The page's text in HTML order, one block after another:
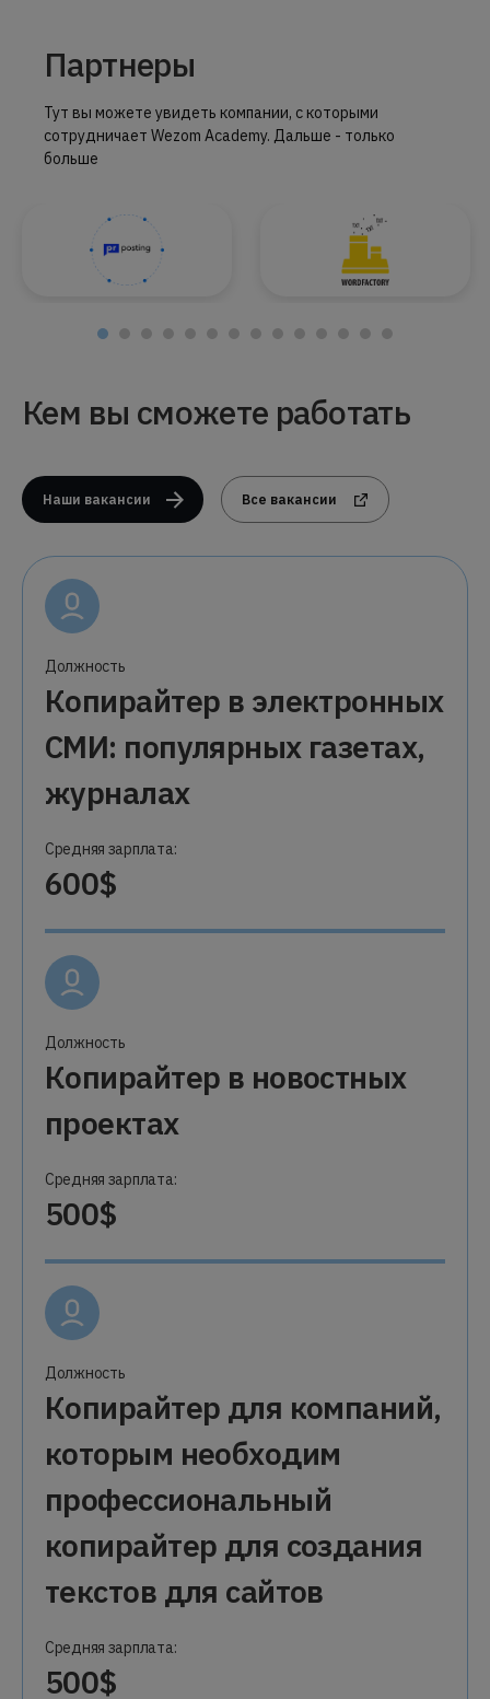
Партнеры
Тут вы можете увидеть компании, с которыми
сотрудничает Wezom Academy. Дальше - только
больше
Кем вы сможете работать
Наши вакансии Все вакансии
Должность
Копирайтер в электронных
СМИ: популярных газетах,
журналах
Средняя зарплата:
600$
Должность
Копирайтер в новостных
проектах
Средняя зарплата:
500$
Должность
Копирайтер для компаний,
которым необходим
профессиональный
копирайтер для создания
текстов для сайтов
Средняя зарплата:
500$